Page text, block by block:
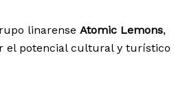
linarense Atomic Lemons,
el potencial cultural y turístico